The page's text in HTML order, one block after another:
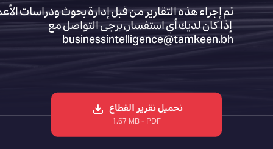
تم إجراء هذه التقارير من قبل إدارة بحوث ودراسات
إذا كان لديك أي استفسار، يرجى التواصل مع
businessintelligence@tamkeen.bh
تحميل تقرير القطاع
1.67 MB - PDF